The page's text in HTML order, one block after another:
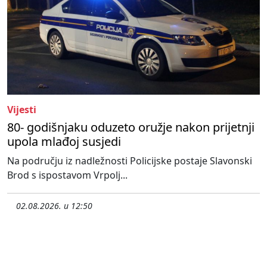
Vijesti
80- godišnjaku oduzeto oružje nakon prijetnji
upola mlađoj susjedi
Na području iz nadležnosti Policijske postaje Slavonski
Brod s ispostavom Vrpolj...
02.08.2026. u 12:50